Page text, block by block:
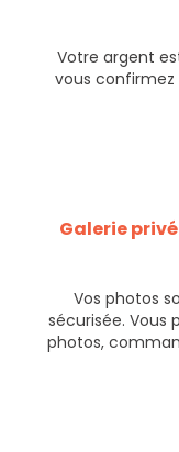
Votre argent
vous confirmez
Galerie
Vos photos
sécurisée. Vous
photos,